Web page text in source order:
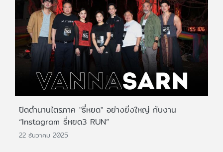
ปิดตำนานไตรภาค "ธี่หยด" อย่างยิ่งใหญ่ กับงาน
“Instagram ธี่หยด3 RUN”
22 ธันวาคม 2025